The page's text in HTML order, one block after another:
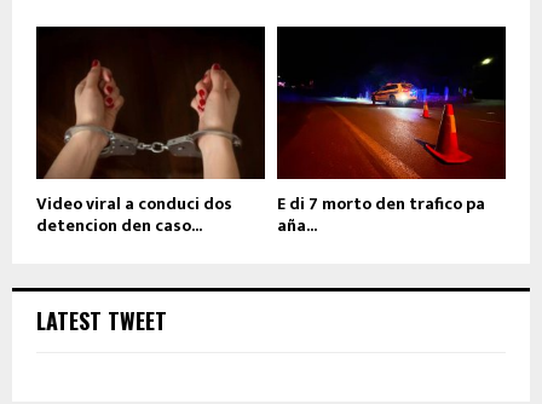
Video viral a conduci dos
detencion den caso...
E di 7 morto den trafico pa
aña...
LATEST TWEET